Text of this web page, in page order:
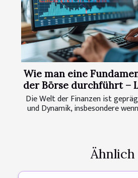
Wie man eine
der Börse durchführt –
Die Welt der Finanzen ist
und Dynamik, insbesondere
Ähnlich